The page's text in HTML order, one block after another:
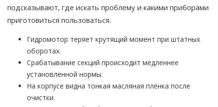
подсказывают, где искать проблему и какими приборами
приготовиться пользоваться.
Гидромотор теряет крутящий момент при штатных
оборотах.
Срабатывание секций происходит медленнее
установленной нормы.
На корпусе видна тонкая масляная плёнка после
очистки.